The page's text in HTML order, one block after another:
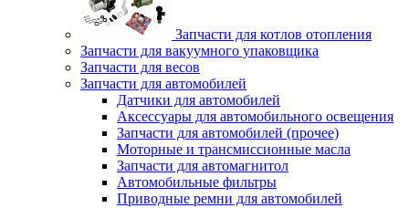
Запчасти для котлов отопления
Запчасти для вакуумного упаковщика
Запчасти для весов
Запчасти для автомобилей
Датчики для автомобилей
Аксессуары для автомобильного освещения
Запчасти для автомобилей (прочее)
Моторные и трансмиссионные масла
Запчасти для автомагнитол
Автомобильные фильтры
Приводные ремни для автомобилей